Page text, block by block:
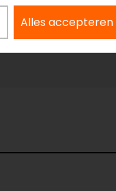
Alles accepteren